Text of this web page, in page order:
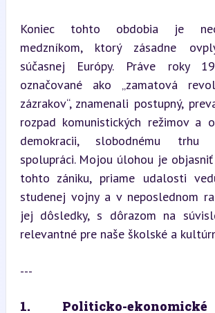
Koniec tohto obdobia je
medzníkom, ktorý zásadne
súčasnej Európy. Práve roky
označované ako „zamatová
zázrakov“, znamenali postupný,
rozpad komunistických režimov a
demokracii, slobodnému trhu
spolupráci. Mojou úlohou je
tohto zániku, priame udalosti
studenej vojny a v neposlednom
jej dôsledky, s dôrazom na
relevantné pre naše školské a
---
1. Politicko-